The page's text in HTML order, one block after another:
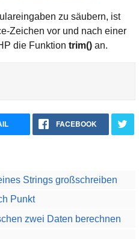
zu säubern, ist
Zeichen vor und nach einer
die Funktiontrim() an.
FACEBOOK
Strings großschreiben
Punkt
zwei Daten berechnen